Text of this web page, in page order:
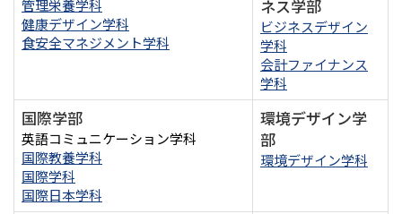
管理栄養学科
健康デザイン学科
食安全マネジメント学科
ネス学部
ビジネスデザイン
学科
会計ファイナンス
学科
国際学部
英語コミュニケーション学科
国際教養学科
国際学科
国際日本学科
環境デザイン学
部
環境デザイン学科